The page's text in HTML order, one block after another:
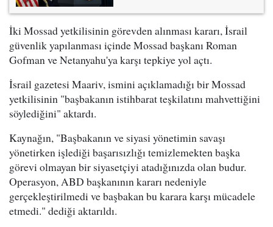
İki Mossad yetkilisinin görevden alınması kararı, İsrail
güvenlik yapılanması içinde Mossad başkanı Roman
Gofman ve Netanyahu'ya karşı tepkiye yol açtı.
İsrail gazetesi Maariv, ismini açıklamadığı bir Mossad
yetkilisinin "başbakanın istihbarat teşkilatını mahvettiğini
söylediğini" aktardı.
Kaynağın, "Başbakanın ve siyasi yönetimin savaşı
yönetirken işlediği başarısızlığı temizlemekten başka
görevi olmayan bir siyasetçiyi atadığınızda olan budur.
Operasyon, ABD başkanının kararı nedeniyle
gerçekleştirilmedi ve başbakan bu karara karşı mücadele
etmedi." dediği aktarıldı.